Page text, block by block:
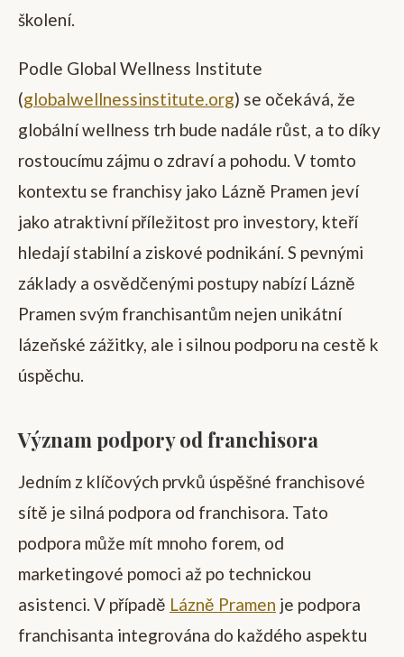
školení.
Podle Global Wellness Institute
(globalwellnessinstitute.org) se očekává, že
globální wellness trh bude nadále růst, a to díky
rostoucímu zájmu o zdraví a pohodu. V tomto
kontextu se franchisy jako Lázně Pramen jeví
jako atraktivní příležitost pro investory, kteří
hledají stabilní a ziskové podnikání. S pevnými
základy a osvědčenými postupy nabízí Lázně
Pramen svým franchisantům nejen unikátní
lázeňské zážitky, ale i silnou podporu na cestě k
úspěchu.
Význam podpory od franchisora
Jedním z klíčových prvků úspěšné franchisové
sítě je silná podpora od franchisora. Tato
podpora může mít mnoho forem, od
marketingové pomoci až po technickou
asistenci. V případě Lázně Pramen je podpora
franchisanta integrována do každého aspektu